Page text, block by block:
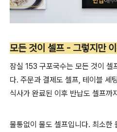
모든 것이 셀프 - 그렇지만
잠실 153 구포국수는 모든 것이 셀
다. 주문과 결제도 셀프, 테이블 세
식사가 완료된 이후 반납도 셀프까
물통없이 물도 셀프입니다. 최소한